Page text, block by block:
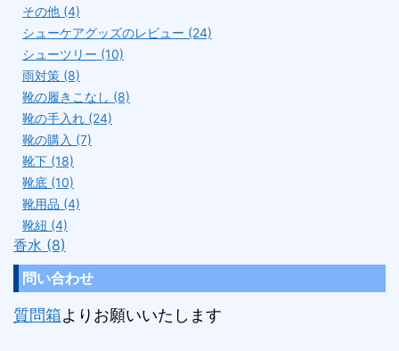
その他 (4)
シューケアグッズのレビュー (24)
シューツリー (10)
雨対策 (8)
靴の履きこなし (8)
靴の手入れ (24)
靴の購入 (7)
靴下 (18)
靴底 (10)
靴用品 (4)
靴紐 (4)
香水 (8)
問い合わせ
質問箱よりお願いいたします